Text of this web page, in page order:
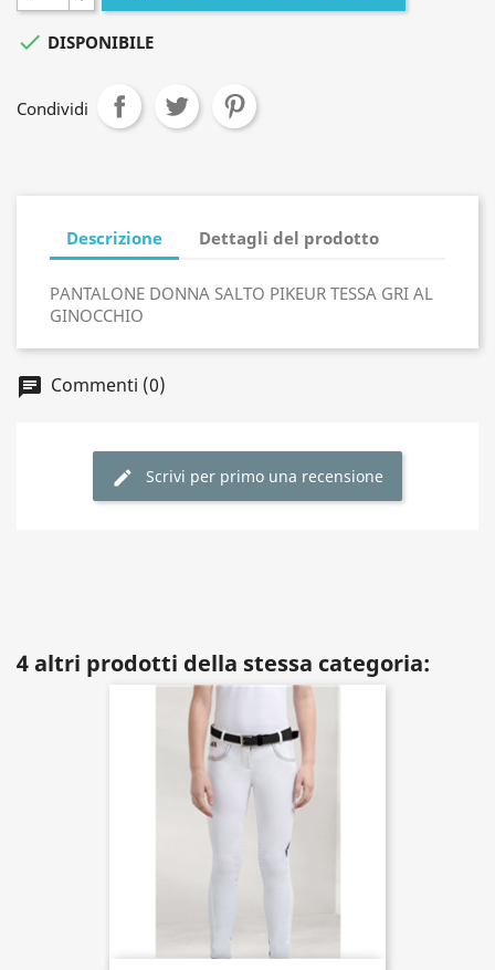
 DISPONIBILE
Condividi
Descrizione Dettagli del prodotto
PANTALONE DONNA SALTO PIKEUR TESSA GRI AL
GINOCCHIO
Commenti (0)
Scrivi per primo una recensione
4 altri prodotti della stessa categoria: